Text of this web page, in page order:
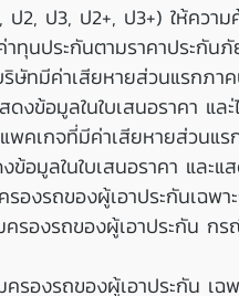
ป2, ป3, ป2+, ป3+) ให้คว
นประกันตามราคาประกันภั
ทมีค่าเสียหายส่วนแรกภา
งข้อมูลในใบเสนอราคา แล
คเกจที่มีค่าเสียหายส่วนแ
อมูลในใบเสนอราคา และแ
องรถของผู้เอาประกันเฉพ
รองรถของผู้เอาประกัน
รองรถของผู้เอาประกัน เ